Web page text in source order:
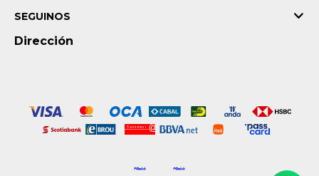
Dirección
SEGUINOS